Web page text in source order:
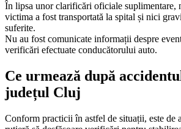
În lipsa unor clarificări oficiale suplimentare,
victima a fost transportată la spital și nici
suferite.
Nu au fost comunicate informații despre
verificări efectuate conducătorului auto.
Ce urmează după
județul Cluj
Conform practicii în astfel de situații, este de